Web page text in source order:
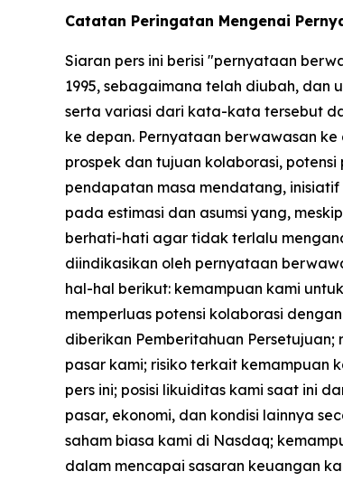
Catatan Peringatan Mengenai
Siaran pers ini berisi "pernyataan
1995, sebagaimana telah diubah,
serta variasi dari kata-kata tersebut
ke depan. Pernyataan berwawasan
prospek dan tujuan kolaborasi,
pendapatan masa mendatang,
pada estimasi dan asumsi yang,
berhati-hati agar tidak terlalu
diindikasikan oleh pernyataan
hal-hal berikut: kemampuan kami
memperluas potensi kolaborasi
diberikan Pemberitahuan
pasar kami; risiko terkait kemampuan
pers ini; posisi likuiditas kami saat ini
pasar, ekonomi, dan kondisi lainnya
saham biasa kami di Nasdaq;
dalam mencapai sasaran keuangan